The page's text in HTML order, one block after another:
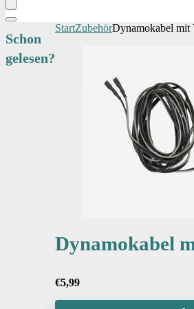
StartZubehörDynamokabel mit
Dynamokabel
€5,99
Schon
gelesen?